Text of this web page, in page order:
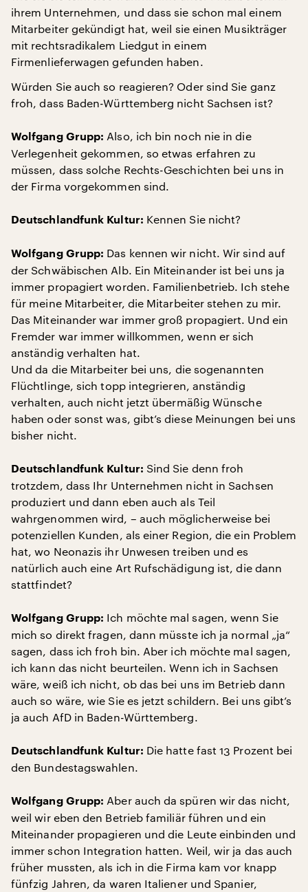
ihrem Unternehmen, und dass sie schon mal einem
Mitarbeiter gekündigt hat, weil sie einen Musikträger
mit rechtsradikalem Liedgut in einem
Firmenlieferwagen gefunden haben.
Würden Sie auch so reagieren? Oder sind Sie ganz
froh, dass Baden-Württemberg nicht Sachsen ist?
Wolfgang Grupp: Also, ich bin noch nie in die
Verlegenheit gekommen, so etwas erfahren zu
müssen, dass solche Rechts-Geschichten bei uns in
der Firma vorgekommen sind.
Deutschlandfunk Kultur: Kennen Sie nicht?
Wolfgang Grupp: Das kennen wir nicht. Wir sind auf
der Schwäbischen Alb. Ein Miteinander ist bei uns ja
immer propagiert worden. Familienbetrieb. Ich stehe
für meine Mitarbeiter, die Mitarbeiter stehen zu mir.
Das Miteinander war immer groß propagiert. Und ein
Fremder war immer willkommen, wenn er sich
anständig verhalten hat.
Und da die Mitarbeiter bei uns, die sogenannten
Flüchtlinge, sich topp integrieren, anständig
verhalten, auch nicht jetzt übermäßig Wünsche
haben oder sonst was, gibt’s diese Meinungen bei uns
bisher nicht.
Deutschlandfunk Kultur: Sind Sie denn froh
trotzdem, dass Ihr Unternehmen nicht in Sachsen
produziert und dann eben auch als Teil
wahrgenommen wird, – auch möglicherweise bei
potenziellen Kunden, als einer Region, die ein Problem
hat, wo Neonazis ihr Unwesen treiben und es
natürlich auch eine Art Rufschädigung ist, die dann
stattfindet?
Wolfgang Grupp: Ich möchte mal sagen, wenn Sie
mich so direkt fragen, dann müsste ich ja normal „ja“
sagen, dass ich froh bin. Aber ich möchte mal sagen,
ich kann das nicht beurteilen. Wenn ich in Sachsen
wäre, weiß ich nicht, ob das bei uns im Betrieb dann
auch so wäre, wie Sie es jetzt schildern. Bei uns gibt’s
ja auch AfD in Baden-Württemberg.
Deutschlandfunk Kultur: Die hatte fast 13 Prozent bei
den Bundestagswahlen.
Wolfgang Grupp: Aber auch da spüren wir das nicht,
weil wir eben den Betrieb familiär führen und ein
Miteinander propagieren und die Leute einbinden und
immer schon Integration hatten. Weil, wir ja das auch
früher mussten, als ich in die Firma kam vor knapp
fünfzig Jahren, da waren Italiener und Spanier,